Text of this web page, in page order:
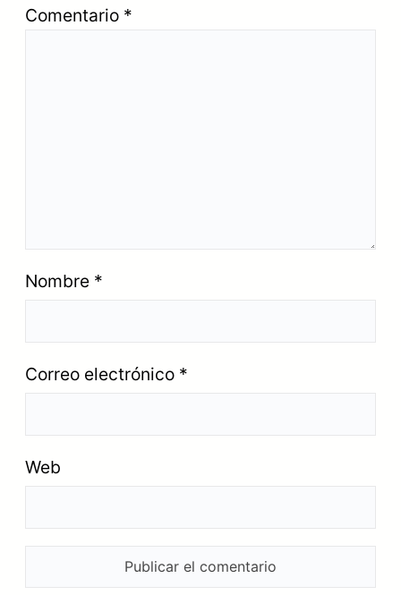
Comentario *
Nombre *
Correo electrónico *
Web